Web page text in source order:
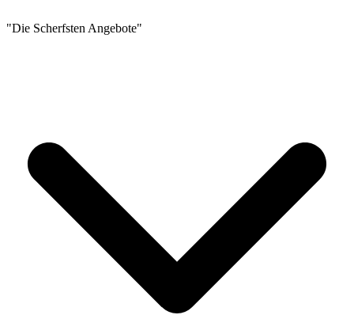
"Die Scherfsten Angebote"